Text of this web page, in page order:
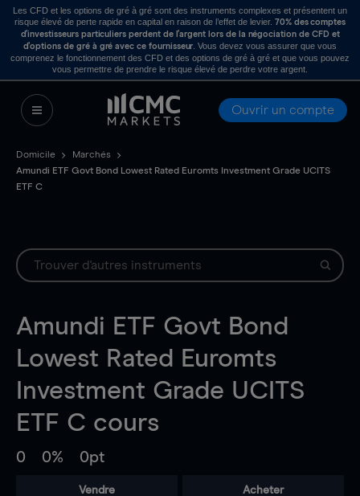
Les CFD et les options de gré à gré sont des instruments complexes et présentent un
risque élevé de perte rapide en capital en raison de l’effet de levier. 70% des comptes
d’investisseurs particuliers perdent de l’argent lors de la négociation de CFD et
d’options de gré à gré avec ce fournisseur . Vous devez vous assurer que vous
comprenez le fonctionnement des CFD et des options de gré à gré et que vous pouvez
vous permettre de prendre le risque élevé de perdre votre argent.
Ouvrir un compte
Domicile
Marchés
Amundi ETF Govt Bond Lowest Rated Euromts Investment Grade UCITS
ETF C
Amundi ETF Govt Bond
Lowest Rated Euromts
Investment Grade UCITS
ETF C cours
0 0% 0pt
Vendre Acheter